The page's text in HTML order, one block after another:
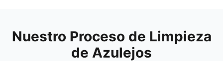
Nuestro Proceso de Limpieza
de Azulejos